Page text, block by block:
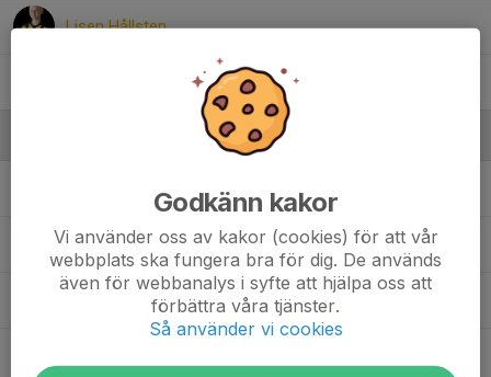
Lisen Hållsten
Claudio Toro Bergström Till förfogande
Fredrik BlomAss. Tränare
Linda SjöblomLagledare
Godkänn kakor
Vi använder oss av kakor (cookies) för att vår
webbplats ska fungera bra för dig. De används
även för webbanalys i syfte att hjälpa oss att
förbättra våra tjänster.
Så använder vi cookies